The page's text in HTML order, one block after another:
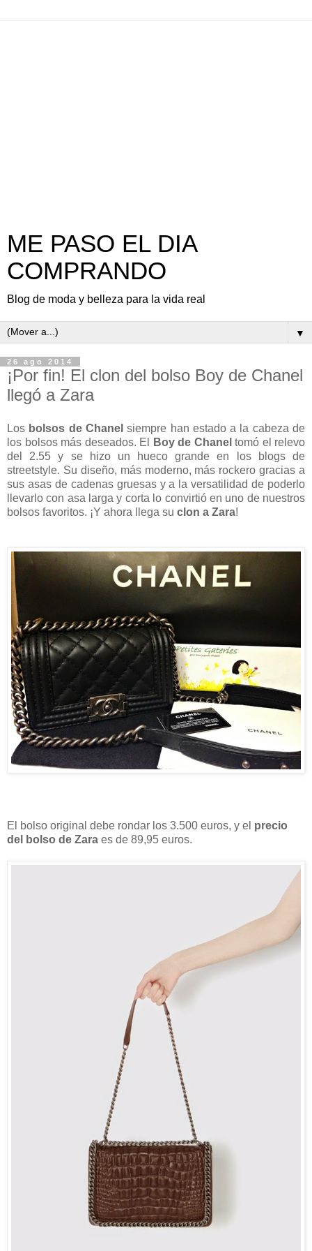
ME PASO EL DIA
COMPRANDO
Blog de moda y belleza para la vida real
▼
26 ago 2014
¡Por fin! El clon del bolso Boy de Chanel
llegó a Zara
Los bolsos de Chanel siempre han estado a la cabeza de
los bolsos más deseados. El
Boy de Chanel tomó el relevo
del 2.55 y se hizo un hueco grande en los blogs de
streetstyle. Su diseño, más moderno, más rockero gracias a
sus asas de cadenas gruesas y a la versatilidad de poderlo
llevarlo con asa larga y corta lo convirtió en uno de nuestros
bolsos favoritos. ¡Y ahora llega su clon a Zara!
El bolso original debe rondar los 3.500 euros, y el precio
del bolso de Zara es de 89,95 euros.